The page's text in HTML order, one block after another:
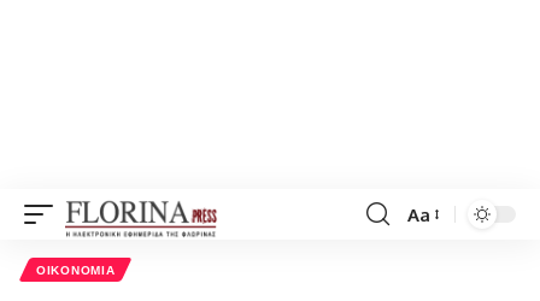
Font
Aa
ΟΙΚΟΝΟΜΊΑ